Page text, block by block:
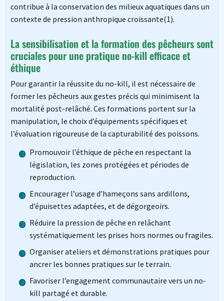
contribue à la conservation des milieux aquatiques dans un
contexte de pression anthropique croissante(1).
La sensibilisation et la formation des pêcheurs sont
cruciales pour une pratique no-kill efficace et
éthique
Pour garantir la réussite du no-kill, il est nécessaire de
former les pêcheurs aux gestes précis qui minimisent la
mortalité post-relâché. Ces formations portent sur la
manipulation, le choix d’équipements spécifiques et
l’évaluation rigoureuse de la capturabilité des poissons.
Promouvoir l’éthique de pêche en respectant la
législation, les zones protégées et périodes de
reproduction.
Encourager l’usage d’hameçons sans ardillons,
d’épuisettes adaptées, et de dégorgeoirs.
Réduire la pression de pêche en relâchant
systématiquement les prises hors normes ou fragiles.
Organiser ateliers et démonstrations pratiques pour
ancrer les bonnes pratiques sur le terrain.
Favoriser l’engagement communautaire vers un no-
kill partagé et durable.